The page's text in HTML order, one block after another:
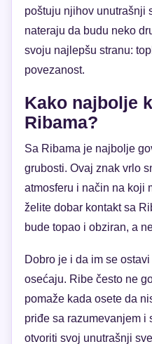
poštuju njihov unutrašnji
nateraju da budu neko
svoju najlepšu stranu:
povezanost.
Kako najbolje
Ribama?
Sa Ribama je najbolje
grubosti. Ovaj znak vrlo
atmosferu i način na koji
želite dobar kontakt sa
bude topao i obziran, a
Dobro je i da im se
osećaju. Ribe često ne
pomaže kada osete da
priđe sa razumevanjem i
otvoriti svoj unutrašnji